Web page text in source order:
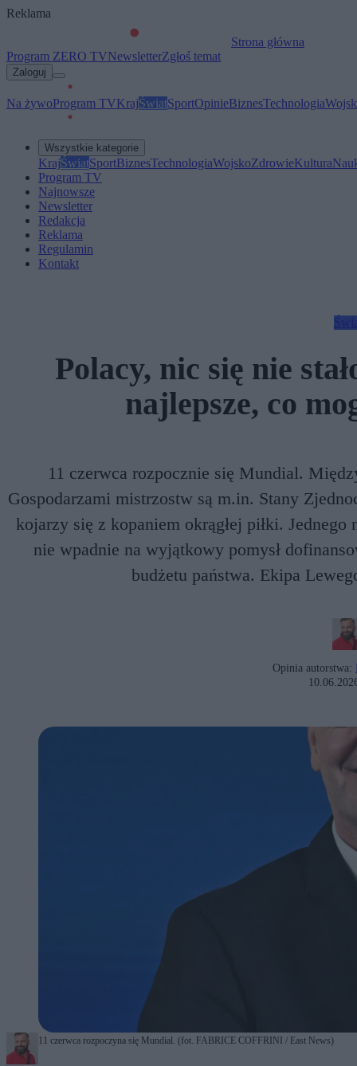
Reklama
Strona główna
Program ZERO TVNewsletterZgłoś temat
Zaloguj
Na żywoProgram TVKrajŚwiatSportOpinieBiznesTechnologia
Wszystkie kategorie
KrajŚwiatSportBiznesTechnologiaWojskoZdrowieKultura
Program TV
Najnowsze
Newsletter
Redakcja
Reklama
Regulamin
Kontakt
Polacy, nic się nie
najlepsze, co
11 czerwca rozpocznie się Mundial.
Gospodarzami mistrzostw są m.in. Stany
kojarzy się z kopaniem okrągłej piłki.
nie wpadnie na wyjątkowy pomysł
budżetu państwa. Ekipa
Opinia autorstwa:
11 czerwca rozpoczyna się Mundial. (fot. FABRICE COFFRINI / East News)